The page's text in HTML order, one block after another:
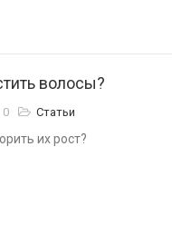
волосы?
0 Статьи
их рост?